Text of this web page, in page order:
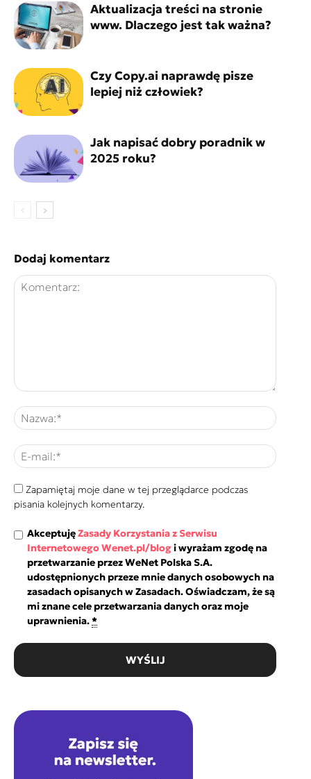
Aktualizacja treści na stronie
www. Dlaczego jest tak ważna?
Czy Copy.ai naprawdę pisze
lepiej niż człowiek?
Jak napisać dobry poradnik w
2025 roku?
Dodaj komentarz
Zapamiętaj moje dane w tej przeglądarce podczas
pisania kolejnych komentarzy.
AkceptujęZasady Korzystania z Serwisu
Internetowego Wenet.pl/blogi wyrażam zgodę na
przetwarzanie przez WeNet Polska S.A.
udostępnionych przeze mnie danych osobowych na
zasadach opisanych w Zasadach. Oświadczam, że są
mi znane cele przetwarzania danych oraz moje
uprawnienia.*